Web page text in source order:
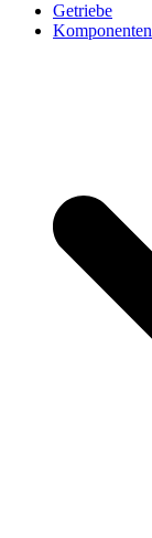
Getriebe
Komponenten